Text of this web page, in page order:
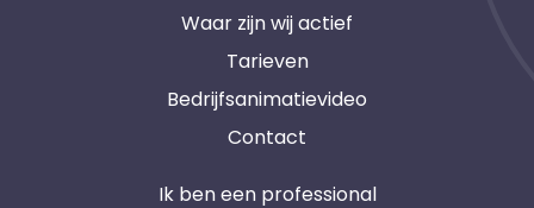
Waar zijn wij actief
Tarieven
Bedrijfsanimatievideo
Contact
Ik ben een professional